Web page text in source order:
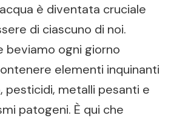
è diventata cruciale
di ciascuno di noi.
beviamo ogni giorno
elementi inquinanti
pesticidi, metalli pesanti e
patogeni. È qui che